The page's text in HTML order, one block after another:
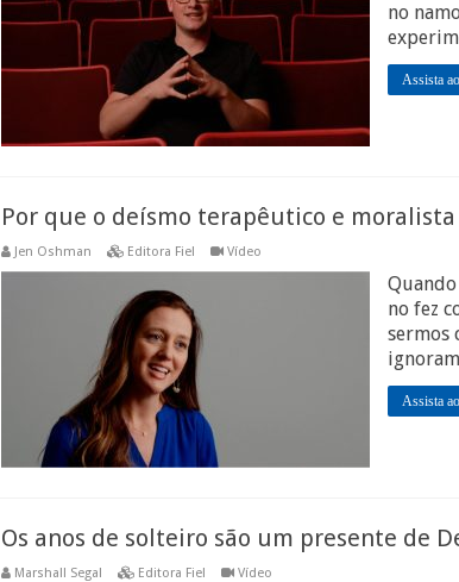
no
Assista
Por que o deísmo terapêutico e
Jen Oshman Editora Fiel Vídeo
no fez
sermos
Assista
Os anos de solteiro são um presente de
Marshall Segal Editora Fiel Vídeo